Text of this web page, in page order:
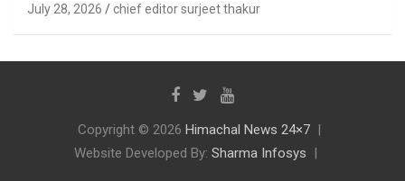
July 28, 2026 chief editor surjeet thakur
Copyright © 2026 Himachal News 24×7
Website Developed By: Sharma Infosys